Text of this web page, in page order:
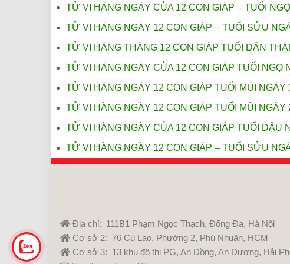
TỬ VI HÀNG NGÀY CỦA 12 CON GIÁP – TUỔI
TỬ VI HÀNG NGÀY 12 CON GIÁP – TUỔI SỬU
TỬ VI HÀNG THÁNG 12 CON GIÁP TUỔI DẦN
TỬ VI HÀNG NGÀY CỦA 12 CON GIÁP TUỔI NGỌ
TỬ VI HÀNG NGÀY 12 CON GIÁP TUỔI MÙI NGÀY
TỬ VI HÀNG NGÀY 12 CON GIÁP TUỔI MÙI NGÀY
TỬ VI HÀNG NGÀY CỦA 12 CON GIÁP TUỔI DẬU
TỬ VI HÀNG NGÀY 12 CON GIÁP – TUỔI SỬU
Địa chỉ: 111B1 Phạm Ngọc Thạch, Đống Đa, Hà Nội
Cơ sở 2: 76 Cù Lao, Phường 2, Phú Nhuận, HCM
Cơ sở 3: 13 khu đô thị PG, An Đồng, An Dương, Hải